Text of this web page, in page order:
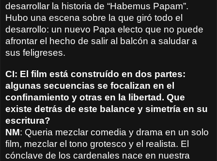
desarrollar la historia de “Habemus Papam”.
Hubo una escena sobre la que giró todo el
desarrollo: un nuevo Papa electo que no puede
afrontar el hecho de salir al balcón a saludar a
sus feligreses.
CI: El film está construído en dos partes:
algunas secuencias se focalizan en el
confinamiento y otras en la libertad. Que
existe detrás de este balance y simetría en su
escritura?
NM: Queria mezclar comedia y drama en un solo
film, mezclar el tono grotesco y el realista. El
cónclave de los cardenales nace en nuestra